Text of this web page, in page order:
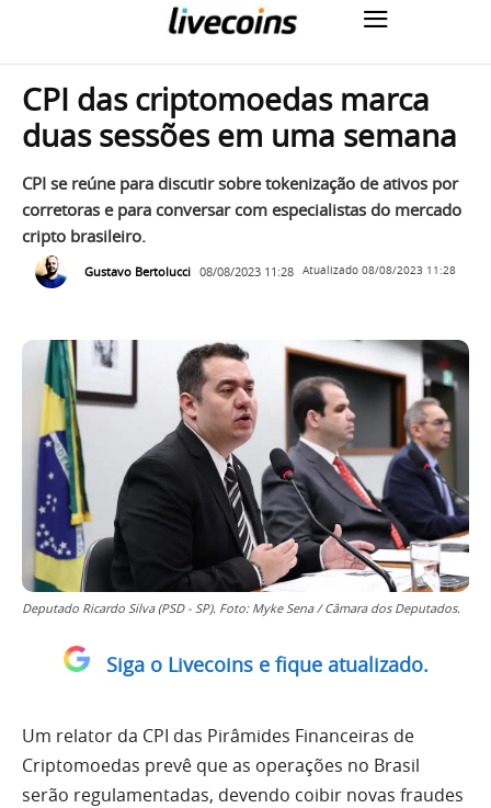
CPI das criptomoedas marca
duas sessões em uma semana
CPI se reúne para discutir sobre tokenização de ativos por
corretoras e para conversar com especialistas do mercado
cripto brasileiro.
Gustavo Bertolucci 08/08/2023 11:28 Atualizado 08/08/2023 11:28
Deputado Ricardo Silva (PSD - SP). Foto: Myke Sena / Câmara dos Deputados.
Siga o Livecoins e fique atualizado.
Um relator da CPI das Pirâmides Financeiras de
Criptomoedas prevê que as operações no Brasil
serão regulamentadas, devendo coibir novas fraudes